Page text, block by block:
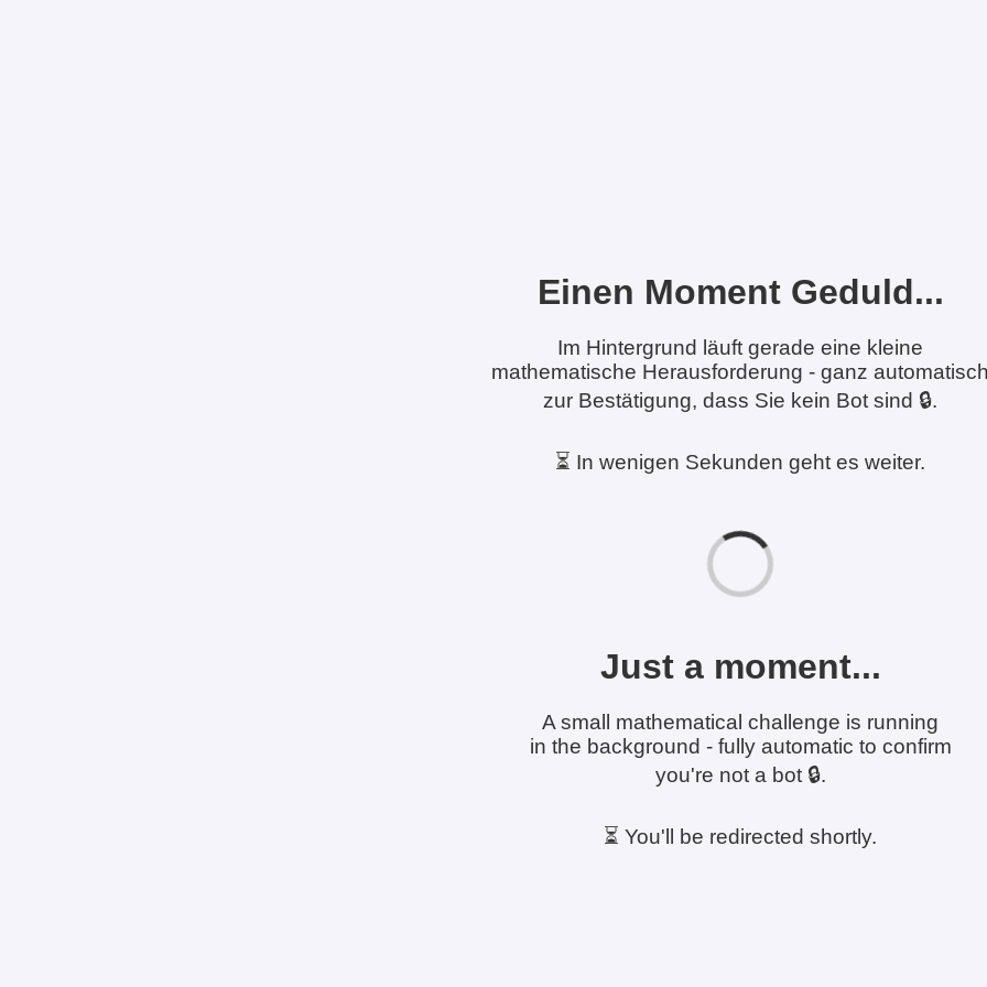
Einen Moment Geduld...
Im Hintergrund läuft gerade eine kleine
mathematische Herausforderung - ganz
zur Bestätigung, dass Sie kein Bot sind 🔒.
⏳ In wenigen Sekunden geht es weiter.
Just a moment...
A small mathematical challenge is running
in the background - fully automatic to confirm
you're not a bot 🔒.
⏳ You'll be redirected shortly.